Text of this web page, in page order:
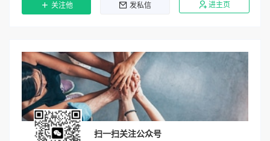
关注他 发私信 进主页
扫一扫关注公众号